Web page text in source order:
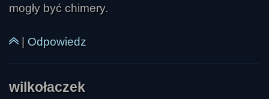
mogły być chimery.
| Odpowiedz